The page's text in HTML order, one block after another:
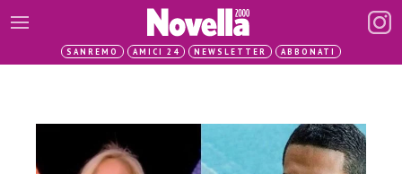
SANREMO AMICI 24 NEWSLETTER ABBONATI